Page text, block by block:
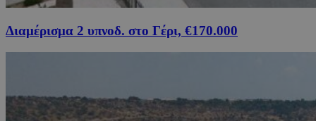
Διαμέρισμα 2 υπνοδ. στο Γέρι, €170.000